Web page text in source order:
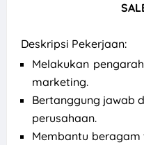
Deskripsi Pekerjaan:
Melakukan
marketing.
Bertanggung jawab
perusahaan.
Membantu